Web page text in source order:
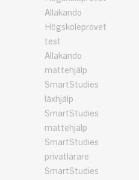
Allakando
Högskoleprovet
test
Allakando
mattehjälp
SmartStudies
läxhjälp
SmartStudies
mattehjälp
SmartStudies
privatlärare
SmartStudies